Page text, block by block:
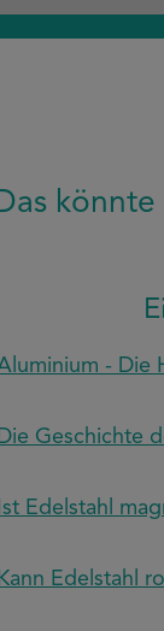
- Die
Die Geschichte
Ist Edelstahl
Kann Edelstahl